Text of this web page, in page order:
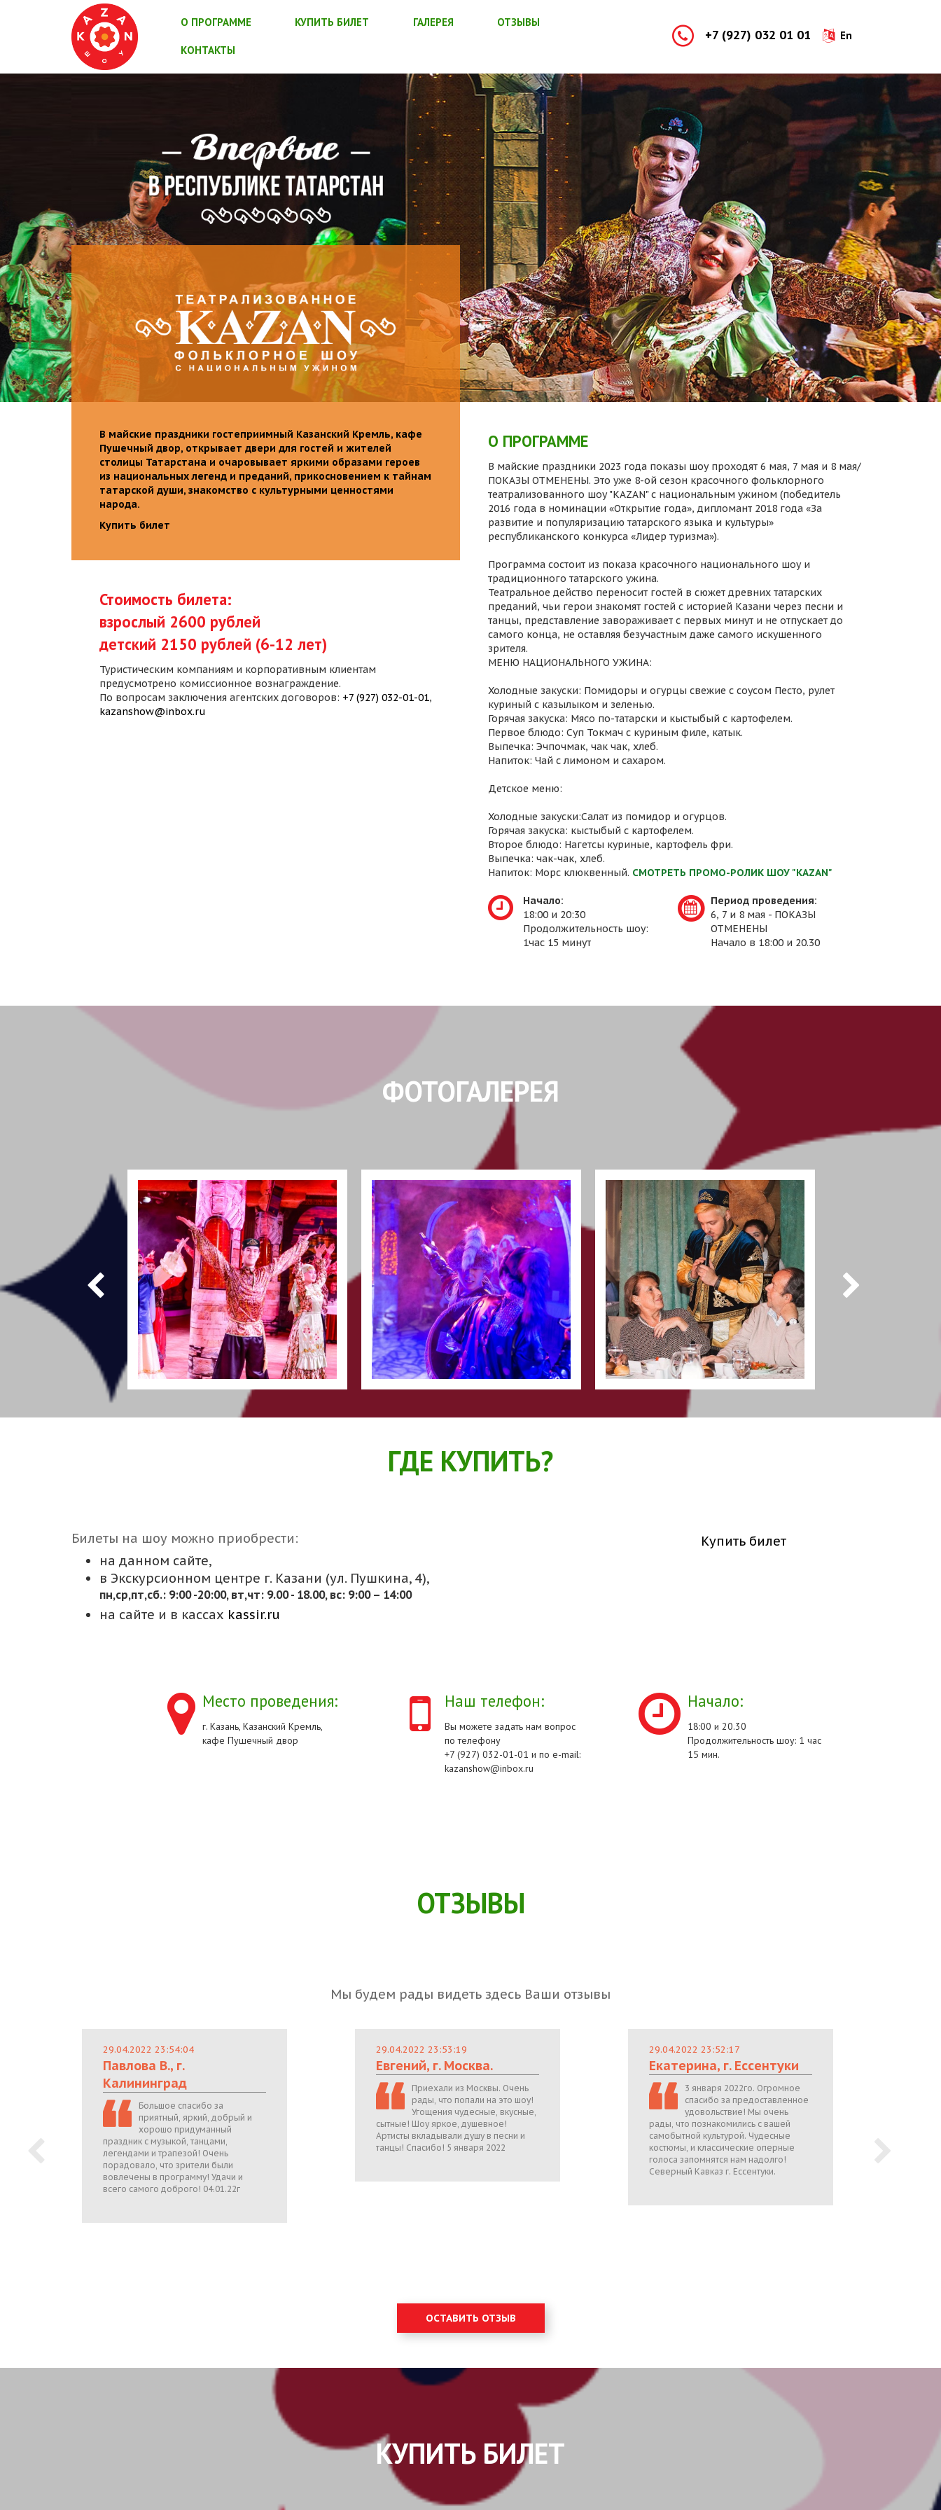
О ПРОГРАММЕ КУПИТЬ БИЛЕТ ГАЛЕРЕЯ ОТЗЫВЫ
КОНТАКТЫ
+7 (927) 032 01 01 En
В майские праздники гостеприимный Казанский Кремль, кафе
Пушечный двор, открывает двери для гостей и жителей
столицы Татарстана и очаровывает яркими образами героев
из национальных легенд и преданий, прикосновением к тайнам
татарской души, знакомство с культурными ценностями
народа.
Купить билет
Стоимость билета:
взрослый 2600 рублей
детский 2150 рублей (6-12 лет)
Туристическим компаниям и корпоративным клиентам
предусмотрено комиссионное вознаграждение.
По вопросам заключения агентских договоров: +7 (927) 032-01-01,
kazanshow@inbox.ru
О ПРОГРАММЕ
В майские праздники 2023 года показы шоу проходят 6 мая, 7 мая и 8 мая/
ПОКАЗЫ ОТМЕНЕНЫ. Это уже 8-ой сезон красочного фольклорного
театрализованного шоу "KAZAN" с национальным ужином (победитель
2016 года в номинации «Открытие года», дипломант 2018 года «За
развитие и популяризацию татарского языка и культуры»
республиканского конкурса «Лидер туризма»).
Программа состоит из показа красочного национального шоу и
традиционного татарского ужина.
Театральное действо переносит гостей в сюжет древних татарских
преданий, чьи герои знакомят гостей с историей Казани через песни и
танцы, представление завораживает с первых минут и не отпускает до
самого конца, не оставляя безучастным даже самого искушенного
зрителя.
МЕНЮ НАЦИОНАЛЬНОГО УЖИНА:
Холодные закуски: Помидоры и огурцы свежие с соусом Песто, рулет
куриный с казылыком и зеленью.
Горячая закуска: Мясо по-татарски и кыстыбый с картофелем.
Первое блюдо: Суп Токмач с куриным филе, катык.
Выпечка: Эчпочмак, чак чак, хлеб.
Напиток: Чай с лимоном и сахаром.
Детское меню:
Холодные закуски:Салат из помидор и огурцов.
Горячая закуска: кыстыбый с картофелем.
Второе блюдо: Нагетсы куриные, картофель фри.
Выпечка: чак-чак, хлеб.
Напиток: Морс клюквенный. СМОТРЕТЬ ПРОМО-РОЛИК ШОУ "KAZAN"
Начало:
18:00 и 20:30
Продолжительность шоу:
1час 15 минут
Период проведения:
6, 7 и 8 мая - ПОКАЗЫ
ОТМЕНЕНЫ
Начало в 18:00 и 20.30
ФОТОГАЛЕРЕЯ
ГДЕ КУПИТЬ?
Билеты на шоу можно приобрести:
на данном сайте,
в Экскурсионном центре г. Казани (ул. Пушкина, 4),
пн,cр,пт,сб.: 9:00 -20:00, вт,чт: 9.00 - 18.00, вс: 9:00 – 14:00
на сайте и в кассах kassir.ru
Купить билет
Место проведения:
г. Казань, Казанский Кремль,
кафе Пушечный двор
Наш телефон:
Вы можете задать нам вопрос
по телефону
+7 (927) 032-01-01 и по e-mail:
kazanshow@inbox.ru
Начало:
18:00 и 20.30
Продолжительность шоу: 1 час
15 мин.
ОТЗЫВЫ
Мы будем рады видеть здесь Ваши отзывы
29.04.2022 23:54:04
Павлова В., г.
Калининград
Большое спасибо за
приятный, яркий, добрый и
хорошо придуманный
праздник с музыкой, танцами,
легендами и трапезой! Очень
порадовало, что зрители были
вовлечены в программу! Удачи и
всего самого доброго! 04.01.22г
29.04.2022 23:53:19
Евгений, г. Москва.
Приехали из Москвы. Очень
рады, что попали на это шоу!
Угощения чудесные, вкусные,
сытные! Шоу яркое, душевное!
Артисты вкладывали душу в песни и
танцы! Спасибо! 5 января 2022
29.04.2022 23:52:17
Екатерина, г. Ессентуки
3 января 2022го. Огромное
спасибо за предоставленное
удовольствие! Мы очень
рады, что познакомились с вашей
самобытной культурой. Чудесные
костюмы, и классические оперные
голоса запомнятся нам надолго!
Северный Кавказ г. Ессентуки.
ОСТАВИТЬ ОТЗЫВ
КУПИТЬ БИЛЕТ